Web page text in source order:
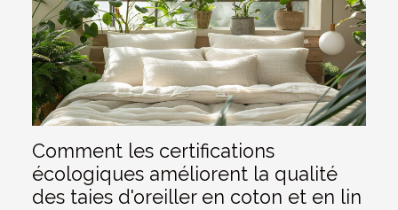
Comment les certifications
écologiques améliorent la qualité
des taies d'oreiller en coton et en lin